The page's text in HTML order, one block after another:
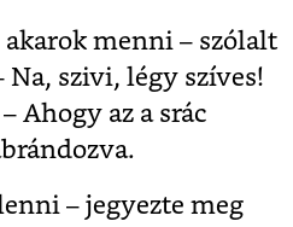
akarok menni – szólalt
Na, szivi, légy szíves!
Ahogy az a srác
– jegyezte meg